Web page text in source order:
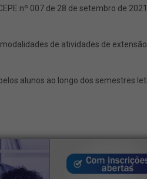
nº 007 de 28 de setembro de
de atividades de
alunos ao longo dos semestres